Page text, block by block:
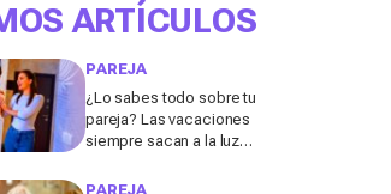
ARTÍCULOS
PAREJA
¿Lo sabes todo sobre tu
pareja? Las vacaciones
siempre sacan a la luz
ocultas, según una
PAREJA